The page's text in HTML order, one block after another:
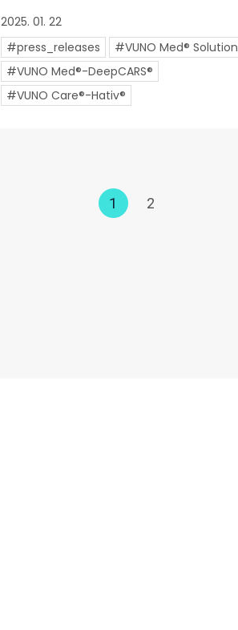
2025. 01. 22
#press_releases
#VUNO Med® Solution
#VUNO Med®-DeepCARS®
#VUNO Care®-Hativ®
1 2